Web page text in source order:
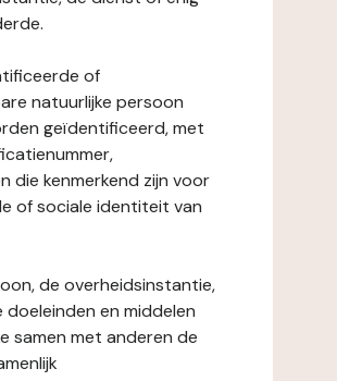
of
natuurlijke persoon
geïdentificeerd, met
die kenmerkend zijn voor
of sociale identiteit van
de overheidsinstantie,
en middelen
samen met anderen de